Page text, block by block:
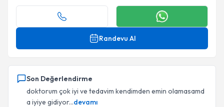
Randevu Al
Son Değerlendirme
doktorum çok iyi ve tedavim kendimden emin olamasamd
a iyiye gidiyor...devamı